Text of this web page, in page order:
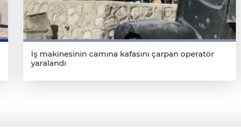
İş makinesinin camına kafasını çarpan operatör
yaralandı